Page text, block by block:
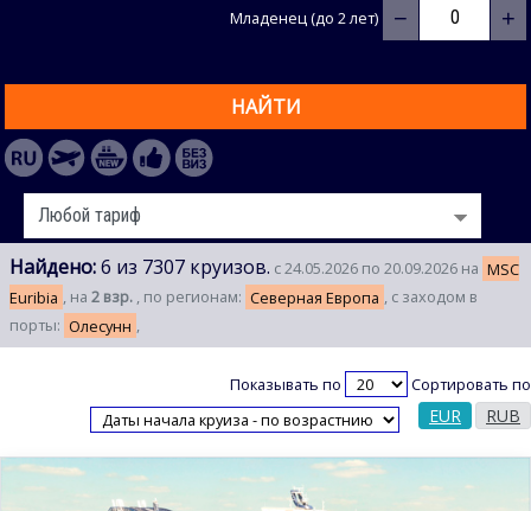
Младенец (до 2 лет) − +
НАЙТИ
Найдено:6 из 7307 круизов. с 24.05.2026 по 20.09.2026 на MSC
Euribia , на 2 взр. , по регионам: Северная Европа , с заходом в
порты: Олесунн ,
Показывать по Сортировать по
EUR RUB